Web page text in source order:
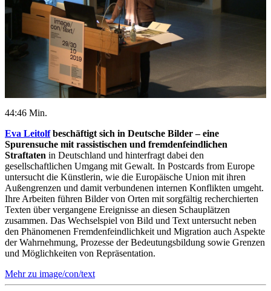
44:46 Min.
Eva Leitolfbeschäftigt sich in Deutsche Bilder – eine
Spurensuche mit rassistischen und fremdenfeindlichen
Straftaten in Deutschland und hinterfragt dabei den
gesellschaftlichen Umgang mit Gewalt. In Postcards from Europe
untersucht die Künstlerin, wie die Europäische Union mit ihren
Außengrenzen und damit verbundenen internen Konflikten umgeht.
Ihre Arbeiten führen Bilder von Orten mit sorgfältig recherchierten
Texten über vergangene Ereignisse an diesen Schauplätzen
zusammen. Das Wechselspiel von Bild und Text untersucht neben
den Phänomenen Fremdenfeindlichkeit und Migration auch Aspekte
der Wahrnehmung, Prozesse der Bedeutungsbildung sowie Grenzen
und Möglichkeiten von Repräsentation.
Mehr zu image/con/text